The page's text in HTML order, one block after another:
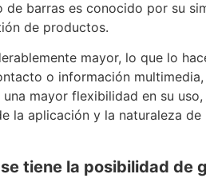
barras es conocido por su
de productos.
mayor, lo que lo
o información
mayor flexibilidad en su
aplicación y la naturaleza
tiene la posibilidad de